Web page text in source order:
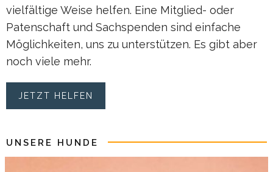
vielfältige Weise helfen. Eine Mitglied- oder
Patenschaft und Sachspenden sind einfache
Möglichkeiten, uns zu unterstützen. Es gibt aber
noch viele mehr.
JETZT HELFEN
UNSERE HUNDE